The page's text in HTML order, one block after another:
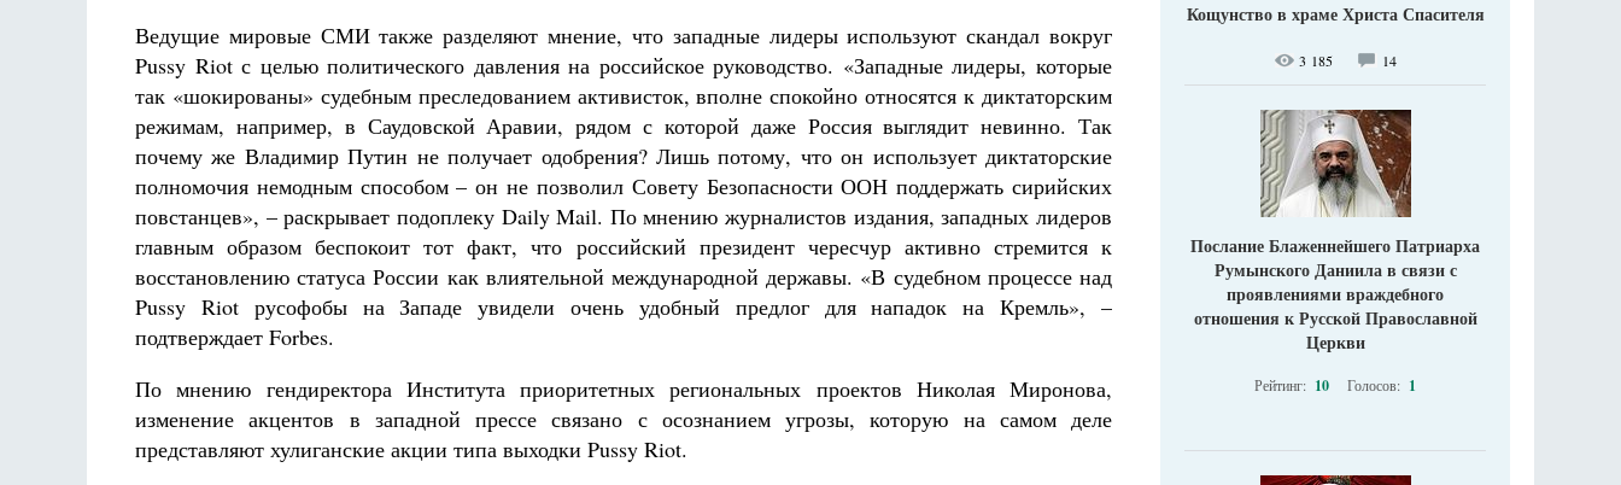
Ведущие мировые СМИ также разделяют мнение, что западные лидеры используют скандал вокруг
Pussy Riot с целью политического давления на российское руководство. «Западные лидеры, которые
так «шокированы» судебным преследованием активисток, вполне спокойно относятся к диктаторским
режимам, например, в Саудовской Аравии, рядом с которой даже Россия выглядит невинно. Так
почему же Владимир Путин не получает одобрения? Лишь потому, что он использует диктаторские
полномочия немодным способом – он не позволил Совету Безопасности ООН поддержать сирийских
повстанцев», – раскрывает подоплеку Daily Mail. По мнению журналистов издания, западных лидеров
главным образом беспокоит тот факт, что российский президент чересчур активно стремится к
восстановлению статуса России как влиятельной международной державы. «В судебном процессе над
Pussy Riot русофобы на Западе увидели очень удобный предлог для нападок на Кремль», –
подтверждает Forbes.
По мнению гендиректора Института приоритетных региональных проектов Николая Миронова,
изменение акцентов в западной прессе связано с осознанием угрозы, которую на самом деле
представляют хулиганские акции типа выходки Pussy Riot.
Кощунство в храме Христа Спасителя
3 185 14
Послание Блаженнейшего Патриарха
Румынского Даниила в связи с
проявлениями враждебного
отношения к Русской Православной
Церкви
Рейтинг: 10 Голосов: 1